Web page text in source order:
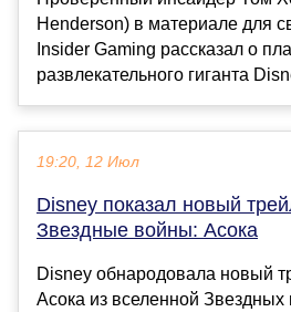
Henderson) в материале для
Insider Gaming рассказал о
развлекательного гиганта
19:20, 12 Июл
Disney показал новый
Звездные войны: Асока
Disney обнародовала новый
Асока из вселенной